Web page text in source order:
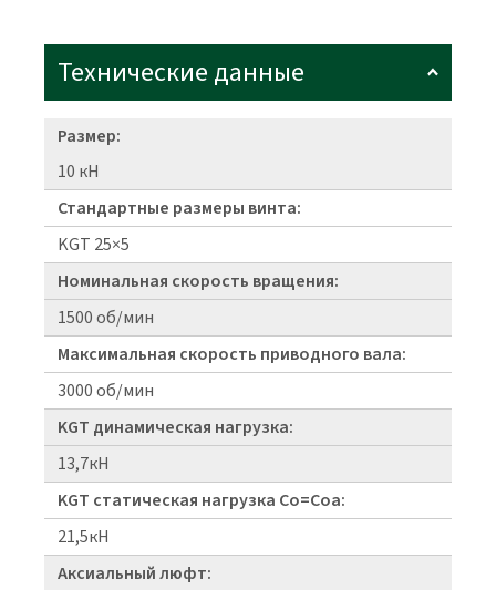
Технические данные
Размер:
10 кН
Стандартные размеры винта:
KGT 25×5
Номинальная скорость вращения:
1500 об/мин
Максимальная скорость приводного вала:
3000 об/мин
KGT динамическая нагрузка:
13,7кН
KGT статическая нагрузка Co=Coa:
21,5кН
Аксиальный люфт: